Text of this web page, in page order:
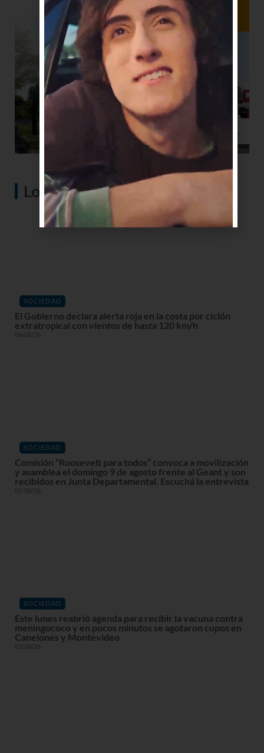
Lo más visto
SOCIEDAD
El Gobierno declara alerta roja en la costa por ciclón
extratropical con vientos de hasta 120 km/h
06/08/26
SOCIEDAD
Comisión “Roosevelt para todos” convoca a movilización
y asamblea el domingo 9 de agosto frente al Geant y son
recibidos en Junta Departamental. Escuchá la entrevista
05/08/26
SOCIEDAD
Este lunes reabrió agenda para recibir la vacuna contra
meningococo y en pocos minutos se agotaron cupos en
Canelones y Montevideo
03/08/26